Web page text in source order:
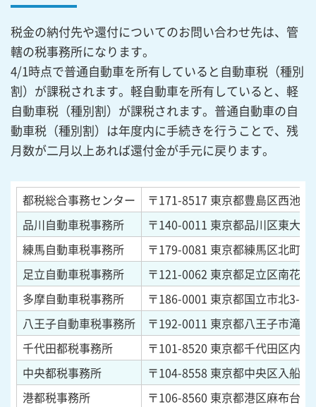
税金の納付先や還付についてのお問い合わせ先は、管
轄の税事務所になります。
4/1時点で普通自動車を所有していると自動車税（種別
割）が課税されます。軽自動車を所有していると、軽
自動車税（種別割）が課税されます。普通自動車の自
動車税（種別割）は年度内に手続きを行うことで、残
月数が二月以上あれば還付金が手元に戻ります。
都税総合事務センター 〒171-8517 東京都豊島区西池
品川自動車税事務所
〒140-0011 東京都品川区東大
練馬自動車税事務所
〒179-0081 東京都練馬区北町2-
足立自動車税事務所
〒121-0062 東京都足立区南花
多摩自動車税事務所
〒186-0001 東京都国立市北3-
八王子自動車税事務所
〒192-0011 東京都八王子市滝
千代田都税事務所
〒101-8520 東京都千代田区内
中央都税事務所
〒104-8558 東京都中央区入船1-
港都税事務所
〒106-8560 東京都港区麻布台3-